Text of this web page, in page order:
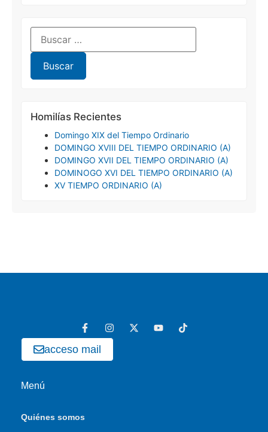
Homilías Recientes
Domingo XIX del Tiempo Ordinario
DOMINGO XVIII DEL TIEMPO ORDINARIO (A)
DOMINGO XVII DEL TIEMPO ORDINARIO (A)
DOMINOGO XVI DEL TIEMPO ORDINARIO (A)
XV TIEMPO ORDINARIO (A)
acceso mail
Menú
Quiénes somos